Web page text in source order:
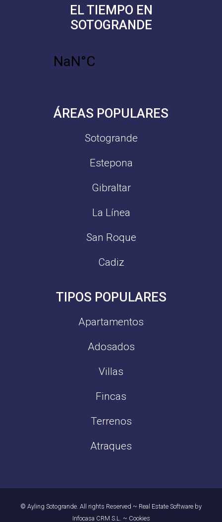
EL TIEMPO EN
SOTOGRANDE
ÁREAS POPULARES
Sotogrande
Estepona
Gibraltar
La Línea
San Roque
Cadiz
TIPOS POPULARES
Apartamentos
Adosados
Villas
Fincas
Terrenos
Atraques
© Ayling Sotogrande. All rights Reserved ~ Real Estate Software by
Infocasa CRM S.L. ~ Cookies